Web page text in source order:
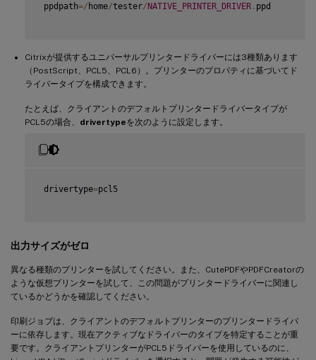
ppdpath=/ home/tester/NATIVE_PRINTER_DRIVER . ppd
Citrixが提供するユニバーサルプリンタードライバーには3種類あります
（PostScript、PCL5、PCL6）。プリンターのプロパティに基づいてド
ライバータイプを構成できます。
たとえば、クライアントのデフォルトプリンタードライバータイプが
PCL5の場合、 drivertypeを次のように設定します。
drivertype=pcl5
出力サイズがゼロ
異なる種類のプリンターを試してください。また、CutePDFやPDFCreatorの
ような仮想プリンターを試して、この問題がプリンタードライバーに関連し
ているかどうかを確認してください。
印刷ジョブは、クライアントのデフォルトプリンターのプリンタードライバ
ーに依存します。現在アクティブなドライバーのタイプを特定することが重
要です。クライアントプリンターがPCL5ドライバーを使用しているのに、